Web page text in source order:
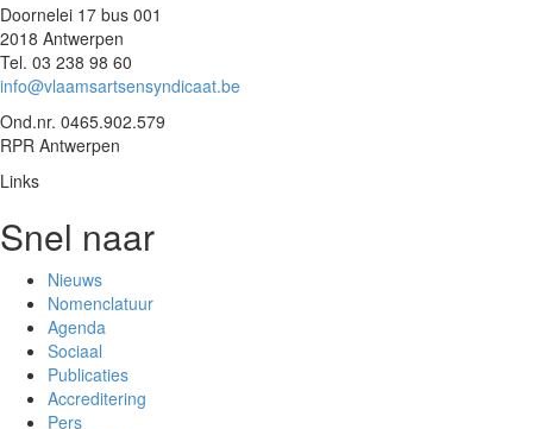
Doornelei 17 bus 001
2018 Antwerpen
Tel. 03 238 98 60
info@vlaamsartsensyndicaat.be
Ond.nr. 0465.902.579
RPR Antwerpen
Links
Snel naar
Nieuws
Nomenclatuur
Agenda
Sociaal
Publicaties
Accreditering
Pers